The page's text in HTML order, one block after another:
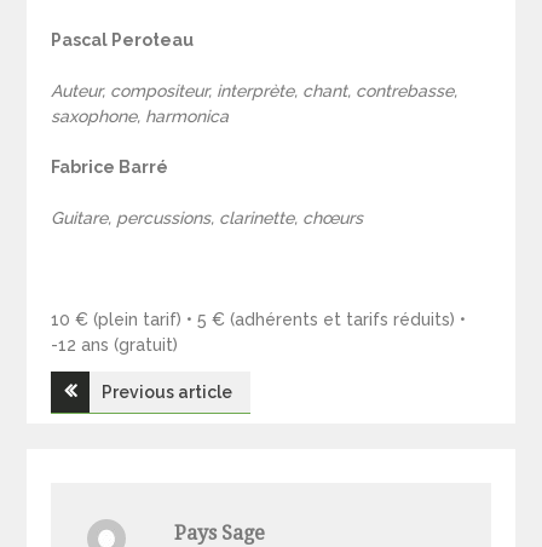
Pascal Peroteau
Auteur, compositeur, interprète, chant, contrebasse,
saxophone, harmonica
Fabrice Barré
Guitare, percussions, clarinette, chœurs
10 € (plein tarif) • 5 € (adhérents et tarifs réduits) •
-12 ans (gratuit)
Navigation
Previous article
Pays Sage